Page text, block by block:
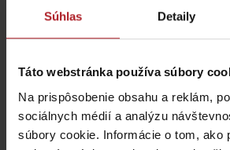
Súhlas Detaily
Táto webstránka používa súbory
Na prispôsobenie obsahu a reklám,
sociálnych médií a analýzu
súbory cookie. Informácie o tom, ako
Restaurant PINUS
Liptovský Mikuláš -